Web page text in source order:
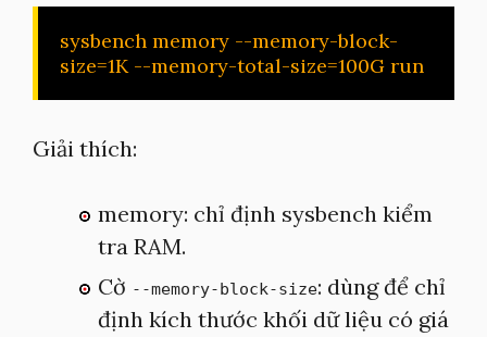
sysbench memory --memory-block-
size=1K --memory-total-size=100G run
Giải thích:
memory: chỉ định sysbench kiểm
tra RAM.
Cờ --memory-block-size: dùng để chỉ
định kích thước khối dữ liệu có giá